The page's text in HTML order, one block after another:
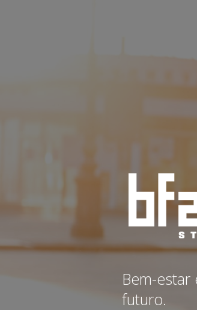
Bem-
futuro.